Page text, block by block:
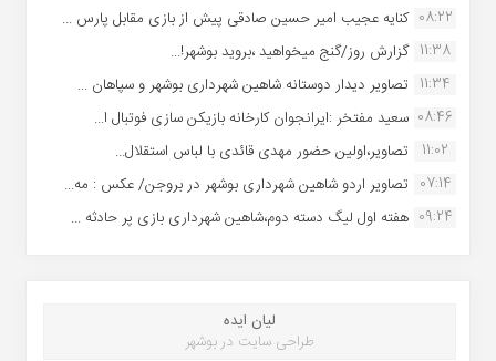
08:22 کنایه عجیب امیر حسین صادقی پیش از بازی مقابل پارس ...
11:38 گزارش روز/گنج میخواهید ،بروید بوشهر!...
11:34 تصاویر دیدار دوستانه شاهین شهردارى بوشهر و سپاهان ...
08:46 سعید مفتخر :ایرانجوان کارخانه بازیکن سازی فوتبال ا...
11:02
تصاویر،اولین حضور مهدی قائدی با لباس استقلال...
07:14 تصاویر اردو شاهین شهرداری بوشهر در بروجن/ عکس : مه...
09:24 هفته اول لیگ دسته دوم،شاهین شهرداری بازی پر حادثه ...
لیان ایده
طراحی سایت در بوشهر